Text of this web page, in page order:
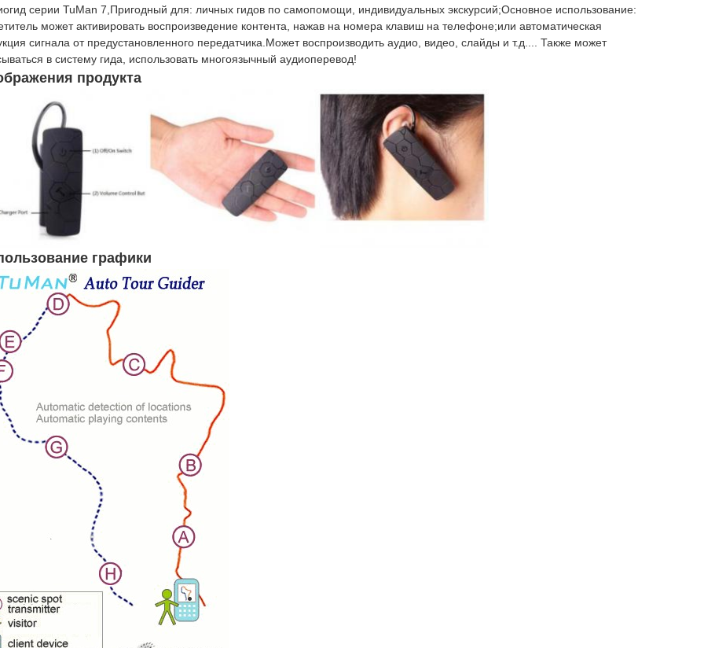
серии TuMan 7,Пригодный для: личных гидов по самопомощи, индивидуальных экскурсий;Основное использование:
может активировать воспроизведение контента, нажав на номера клавиш на телефоне;или автоматическая
сигнала от предустановленного передатчика.Может воспроизводить аудио, видео, слайды и т.д.... Также может
в систему гида, использовать многоязычный аудиоперевод!
продукта
графики